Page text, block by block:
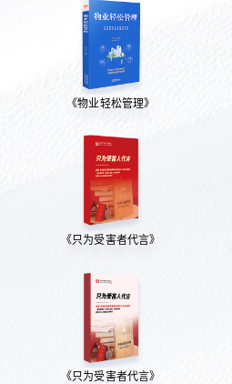
《物业轻松管理》
《只为受害者代言》
《只为受害者代言》